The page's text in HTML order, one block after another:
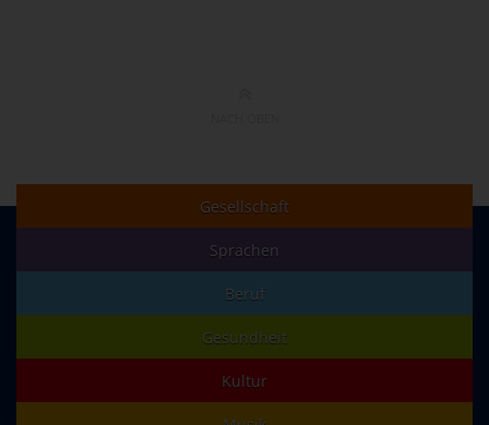
Gesellschaft
Sprachen
Beruf
Gesundheit
Kultur